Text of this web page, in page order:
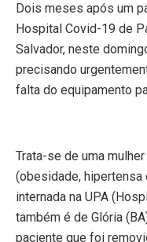
Dois meses após um
Hospital Covid-19 de
Salvador, neste
precisando
falta do equipamento
Trata-se de uma
(obesidade, hipertensa
internada na UPA
também é de Glória
paciente que foi